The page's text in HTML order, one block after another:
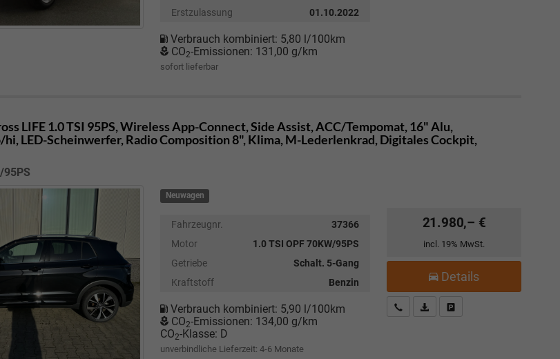
Erstzulassung
01.10.2022
Verbrauch kombiniert: 5,80 l/100km
CO2-Emissionen: 131,00 g/km
sofort lieferbar
LIFE 1.0 TSI 95PS, Wireless App-Connect, Side Assist, ACC/Tempomat, 16" Alu,
hi, LED-Scheinwerfer, Radio Composition 8", Klima, M-Lederlenkrad, Digitales Cockpit,
95PS
Neuwagen
Fahrzeugnr.
37366
Motor
1.0 TSI OPF 70KW/95PS
Getriebe
Schalt. 5-Gang
Kraftstoff
Benzin
Verbrauch kombiniert: 5,90 l/100km
CO2-Emissionen: 134,00 g/km
CO2-Klasse: D
unverbindliche Lieferzeit: 4-6 Monate
21.980,– €
incl. 19% MwSt.
Details
Kostenloser Rückruf-Service
PDF-Datei, Fahrzeugexposé